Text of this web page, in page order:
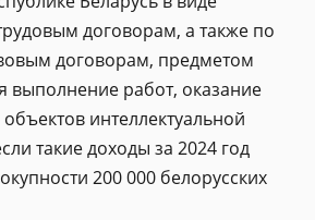
договорам, а также по
договорам, предметом
выполнение работ, оказание
интеллектуальной
такие доходы за 2024 год
200 000 белорусских